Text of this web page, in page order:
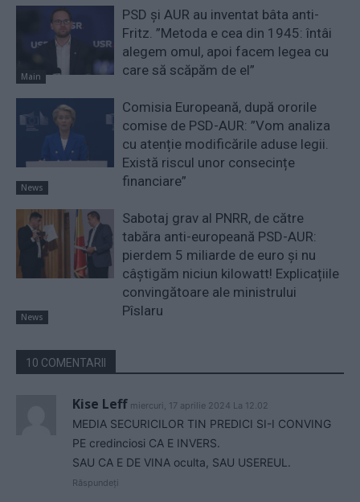
Main
PSD și AUR au inventat bâta anti-
Fritz. ”Metoda e cea din 1945: întâi
alegem omul, apoi facem legea cu
care să scăpăm de el”
News
Comisia Europeană, după ororile
comise de PSD-AUR: ”Vom analiza
cu atenție modificările aduse legii.
Există riscul unor consecințe
financiare”
News
Sabotaj grav al PNRR, de către
tabăra anti-europeană PSD-AUR:
pierdem 5 miliarde de euro și nu
câștigăm niciun kilowatt! Explicațiile
convingătoare ale ministrului
Pîslaru
10 COMENTARII
Kise Leff miercuri, 17 aprilie 2024 La 12.02
MEDIA SECURICILOR TIN PREDICI SI-I CONVING
PE credinciosi CA E INVERS.
SAU CA E DE VINA oculta, SAU USEREUL.
Răspundeți